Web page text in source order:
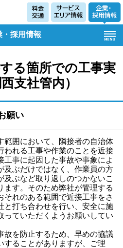
・採用情報
る箇所での工事実
西支社管内）
願い
範囲において、隣接者の自治体
われる工事や作業のことを近接
工事に起因した事故や事象によ
及ぶだけではなく、作業員の方
及ぶなど取り返しのつかないこ
ます。そのため弊社が管理する
それのある範囲で近接工事をさ
と打ち合わせを行い、安全に施
っていただくようお願いしてい
故を防止するため、早めの協議
することがありますが、ご理